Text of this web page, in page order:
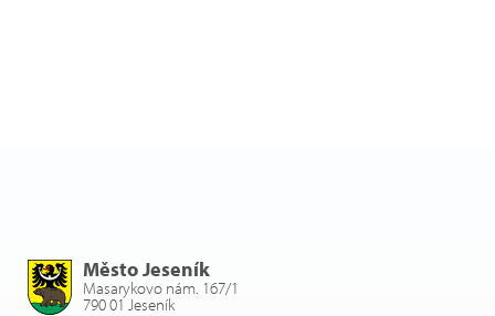
Město Jeseník
Masarykovo nám. 167/1
790 01 Jeseník